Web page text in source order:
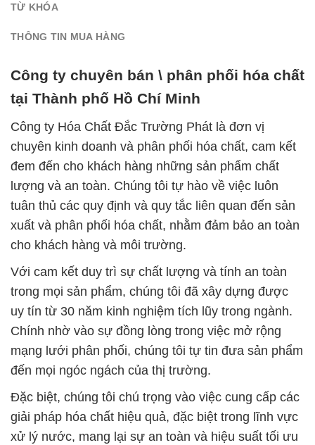
TỪ KHÓA
THÔNG TIN MUA HÀNG
Công ty chuyên bán \ phân phối hóa chất
tại Thành phố Hồ Chí Minh
Công ty Hóa Chất Đắc Trường Phát là đơn vị
chuyên kinh doanh và phân phối hóa chất, cam kết
đem đến cho khách hàng những sản phẩm chất
lượng và an toàn. Chúng tôi tự hào về việc luôn
tuân thủ các quy định và quy tắc liên quan đến sản
xuất và phân phối hóa chất, nhằm đảm bảo an toàn
cho khách hàng và môi trường.
Với cam kết duy trì sự chất lượng và tính an toàn
trong mọi sản phẩm, chúng tôi đã xây dựng được
uy tín từ 30 năm kinh nghiệm tích lũy trong ngành.
Chính nhờ vào sự đồng lòng trong việc mở rộng
mạng lưới phân phối, chúng tôi tự tin đưa sản phẩm
đến mọi ngóc ngách của thị trường.
Đặc biệt, chúng tôi chú trọng vào việc cung cấp các
giải pháp hóa chất hiệu quả, đặc biệt trong lĩnh vực
xử lý nước, mang lại sự an toàn và hiệu suất tối ưu